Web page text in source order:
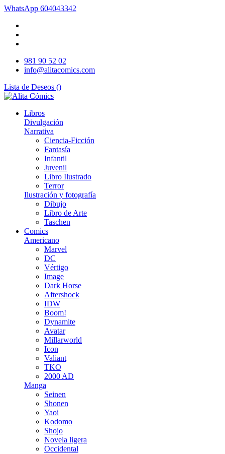
WhatsApp 604043342
981 90 52 02
info@alitacomics.com
Lista de Deseos ()
Libros
Divulgación
Narrativa
Ciencia-Ficción
Fantasía
Infantil
Juvenil
Libro Ilustrado
Terror
Ilustración y fotografía
Dibujo
Libro de Arte
Taschen
Comics
Americano
Marvel
DC
Vértigo
Image
Dark Horse
Aftershock
IDW
Boom!
Dynamite
Avatar
Millarworld
Icon
Valiant
TKO
2000 AD
Manga
Seinen
Shonen
Yaoi
Kodomo
Shojo
Novela ligera
Occidental